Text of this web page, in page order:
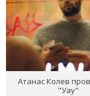
Атанас Колев
"Уау"